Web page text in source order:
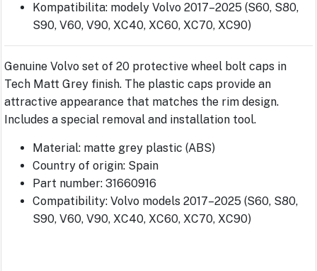
Kompatibilita: modely Volvo 2017–2025 (S60, S80,
S90, V60, V90, XC40, XC60, XC70, XC90)
Genuine Volvo set of 20 protective wheel bolt caps in
Tech Matt Grey finish. The plastic caps provide an
attractive appearance that matches the rim design.
Includes a special removal and installation tool.
Material: matte grey plastic (ABS)
Country of origin: Spain
Part number: 31660916
Compatibility: Volvo models 2017–2025 (S60, S80,
S90, V60, V90, XC40, XC60, XC70, XC90)